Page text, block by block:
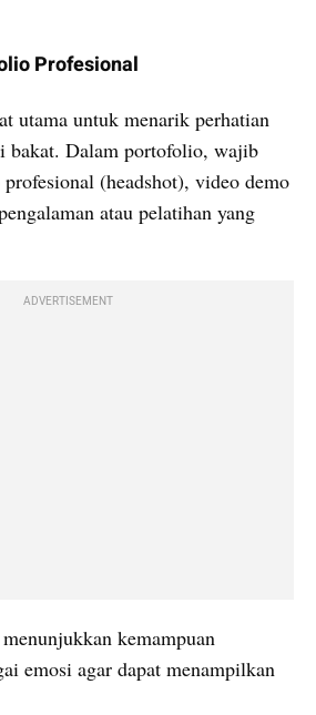
Profesional
utama untuk menarik perhatian
bakat. Dalam portofolio, wajib
(headshot), video demo
atau pelatihan yang
ADVERTISEMENT
kemampuan
emosi agar dapat menampilkan